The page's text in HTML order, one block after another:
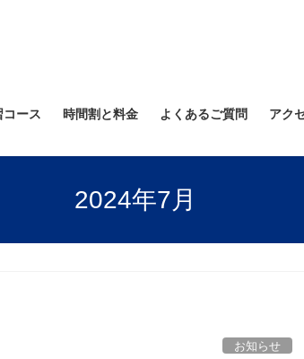
コース 時間割と料金 よくあるご質問 アク
2024年7月
お知らせ